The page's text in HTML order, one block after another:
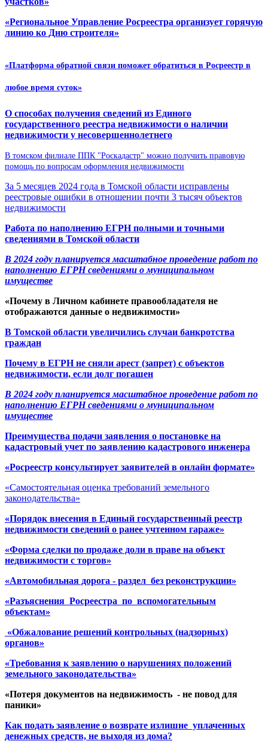
«Региональное Управление Росреестра организует горячую
линию ко Дню строителя»
«Платформа обратной связи поможет обратиться в Росреестр в
любое время суток»
О способах получения сведений из Единого
государственного реестра недвижимости о наличии
недвижимости у несовершеннолетнего
В томском филиале ППК "Роскадастр" можно получить правовую
помощь по вопросам оформления недвижимости
За 5 месяцев 2024 года в Томской области исправлены
реестровые ошибки в отношении почти 3 тысяч объектов
недвижимости
Работа по наполнению ЕГРН полными и точными
сведениями в Томской области
В 2024 году планируется масштабное проведение работ по
наполнению ЕГРН сведениями о муниципальном
имуществе
«Почему в Личном кабинете правообладателя не
отображаются данные о недвижимости»
В Томской области увеличились случаи банкротства
граждан
Почему в ЕГРН не сняли арест (запрет) с объектов
недвижимости, если долг погашен
В 2024 году планируется масштабное проведение работ по
наполнению ЕГРН сведениями о муниципальном
имуществе
Преимущества подачи заявления о постановке на
кадастровый учет по заявлению кадастрового инженера
«Росреестр консультирует заявителей в онлайн формате»
«Самостоятельная оценка требований земельного
законодательства»
«Порядок внесения в Единый государственный реестр
недвижимости сведений о ранее учтенном гараже»
«Форма сделки по продаже доли в праве на объект
недвижимости с торгов»
«Автомобильная дорога - раздел без реконструкции»
«Разъяснения Росреестра по вспомогательным
объектам»
«Обжалование решений контрольных (надзорных)
органов»
«Требования к заявлению о нарушениях положений
земельного законодательства»
«Потеря документов на недвижимость - не повод для
паники»
Как подать заявление о возврате излишне уплаченных
денежных средств, не выходя из дома?